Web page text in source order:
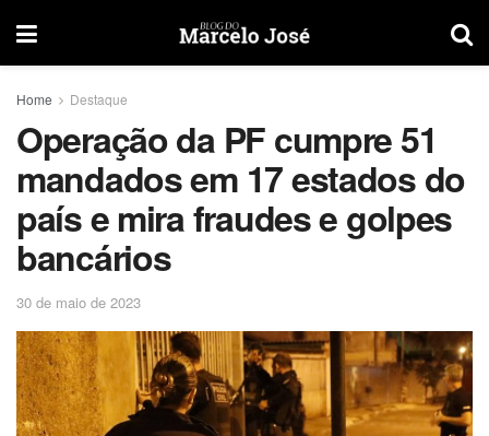
Home Destaque
Operação da PF cumpre 51
mandados em 17 estados do
país e mira fraudes e golpes
bancários
30 de maio de 2023